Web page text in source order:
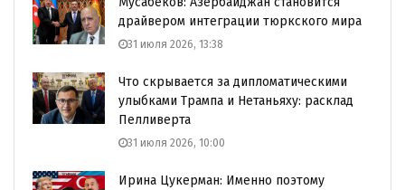
драйвером интеграции тюркского мира
31 июля 2026, 13:38
Что скрывается за дипломатическими
улыбками Трампа и Нетаньяху: расклад
Пелливерта
31 июля 2026, 10:00
Ирина Цукерман: Именно поэтому